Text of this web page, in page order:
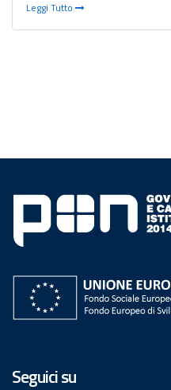
Leggi Tutto
Seguici su